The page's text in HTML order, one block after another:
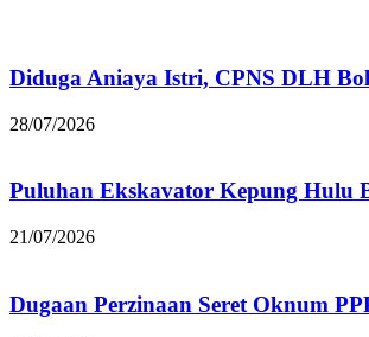
Diduga Aniaya Istri, CPNS DLH
28/07/2026
Puluhan Ekskavator Kepung Hulu
21/07/2026
Dugaan Perzinaan Seret Oknum